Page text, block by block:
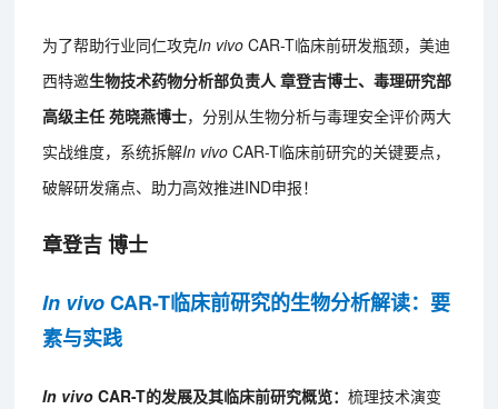
为了帮助行业同仁攻克In vivoCAR-T临床前研发瓶颈，美迪
西特邀生物技术药物分析部负责人 章登吉博士、毒理研究部
高级主任 苑晓燕博士，分别从生物分析与毒理安全评价两大
实战维度，系统拆解In vivoCAR-T临床前研究的关键要点，
破解研发痛点、助力高效推进IND申报！
章登吉 博士
In vivoCAR-T临床前研究的生物分析解读：要
素与实践
In vivoCAR-T的发展及其临床前研究概览：梳理技术演变